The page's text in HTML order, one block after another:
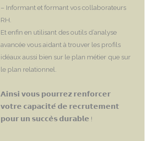
– Informant et formant vos collaborateurs
RH.
Et enfin en utilisant des outils d’analyse
avancée vous aidant à trouver les profils
idéaux aussi bien sur le plan métier que sur
le plan relationnel.
𝗔𝗶𝗻𝘀𝗶 𝘃𝗼𝘂𝘀 𝗽𝗼𝘂𝗿𝗿𝗲𝘇 𝗿𝗲𝗻𝗳𝗼𝗿𝗰𝗲𝗿
𝘃𝗼𝘁𝗿𝗲 𝗰𝗮𝗽𝗮𝗰𝗶𝘁𝗲́ 𝗱𝗲 𝗿𝗲𝗰𝗿𝘂𝘁𝗲𝗺𝗲𝗻𝘁
𝗽𝗼𝘂𝗿 𝘂𝗻 𝘀𝘂𝗰𝗰𝗲̀𝘀 𝗱𝘂𝗿𝗮𝗯𝗹𝗲 !